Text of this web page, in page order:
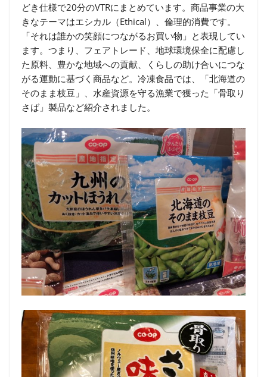
どき仕様で20分のVTRにまとめています。商品事業の大
きなテーマはエシカル（Ethical）、倫理的消費です。
「それは誰かの笑顔につながるお買い物」と表現してい
ます。つまり、フェアトレード、地球環境保全に配慮し
た原料、豊かな地域への貢献、くらしの助け合いにつな
がる運動に基づく商品など。冷凍食品では、「北海道の
そのまま枝豆」、水産資源を守る漁業で獲った「骨取り
さば」製品など紹介されました。